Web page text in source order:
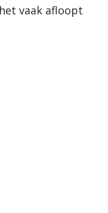
vaak afloopt